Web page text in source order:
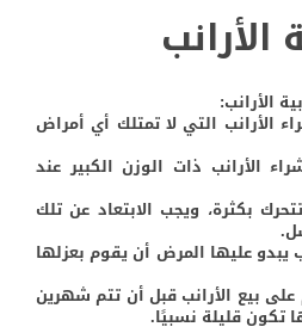
الأرانب
الأرانب:
الأرانب التي لا تمتلك أي أمراض
الأرانب ذات الوزن الكبير عند
بكثرة، ويجب الابتعاد عن تلك
يبدو عليها المرض أن يقوم بعزلها
بيع الأرانب قبل أن تتم شهرين
تكون قليلة نسبيًا.